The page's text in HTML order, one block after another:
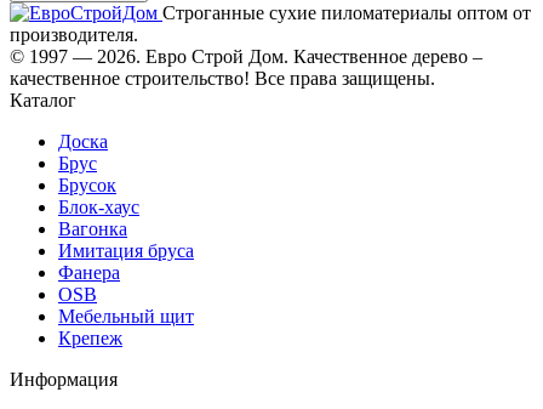
Строганные сухие пиломатериалы оптом от
производителя.
© 1997 — 2026. Евро Строй Дом. Качественное дерево –
качественное строительство! Все права защищены.
Каталог
Доска
Брус
Брусок
Блок-хаус
Вагонка
Имитация бруса
Фанера
OSB
Мебельный щит
Крепеж
Информация